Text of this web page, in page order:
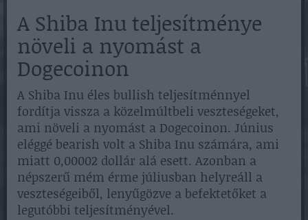
A Shiba Inu teljesítménye
növeli a nyomást a
Dogecoinon
A Shiba Inu éles bullish teljesítménnyel
fordítja vissza a közelmúltbeli veszteségeket,
ami növeli a nyomást a Dogecoinon. Június
eléggé bearish volt a Shiba Inu számára, ami
miatt 0,00002 dollár alá esett. Azonban a
népszerű mém érme júliusban helyreáll a
veszteségeiből, lenyűgözve a befektetőket a
legutóbbi teljesítményével.